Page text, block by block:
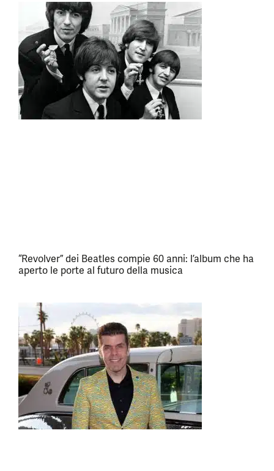
“Revolver” dei Beatles compie 60 anni: l’album che ha
aperto le porte al futuro della musica